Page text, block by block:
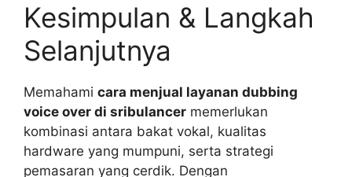
Kesimpulan & Langkah
Selanjutnya
Memahami cara menjual layanan dubbing
voice over di sribulancer memerlukan
kombinasi antara bakat vokal, kualitas
hardware yang mumpuni, serta strategi
pemasaran yang cerdik. Dengan